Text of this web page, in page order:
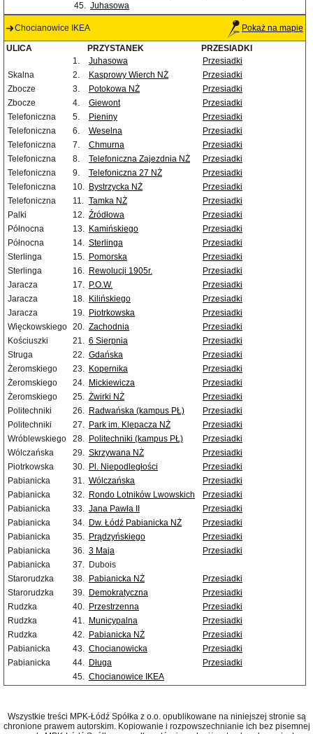
45. Juhasowa
Chocianowice IKEA Pokaż na mapie
ULICA PRZYSTANEK
PRZESIADKI
1.
Juhasowa
Przesiadki
Skalna
2. Kasprowy Wierch NŻ
Przesiadki
Zbocze
3. Potokowa NŻ
Przesiadki
Zbocze
4. Giewont
Przesiadki
Telefoniczna
5. Pieniny
Przesiadki
Telefoniczna
6. Weselna
Przesiadki
Telefoniczna
7. Chmurna
Przesiadki
Telefoniczna
8. Telefoniczna Zajezdnia NŻ
Przesiadki
Telefoniczna
9. Telefoniczna 27 NŻ
Przesiadki
Telefoniczna
10. Bystrzycka NŻ
Przesiadki
Telefoniczna
11. Tamka NŻ
Przesiadki
Palki
12. Źródłowa
Przesiadki
Północna
13. Kamińskiego
Przesiadki
Północna
14. Sterlinga
Przesiadki
Sterlinga
15. Pomorska
Przesiadki
Sterlinga
16. Rewolucji 1905r.
Przesiadki
Jaracza
17. P.O.W.
Przesiadki
Jaracza
18. Kilińskiego
Przesiadki
Jaracza
19. Piotrkowska
Przesiadki
Więckowskiego 20. Zachodnia
Przesiadki
Kościuszki
21. 6 Sierpnia
Przesiadki
Struga
22. Gdańska
Przesiadki
Żeromskiego
23. Kopernika
Przesiadki
Żeromskiego
24. Mickiewicza
Przesiadki
Żeromskiego
25. Żwirki NŻ
Przesiadki
Politechniki
26. Radwańska (kampus PŁ)
Przesiadki
Politechniki
27. Park im. Klepacza NŻ
Przesiadki
Wróblewskiego
28. Politechniki (kampus PŁ)
Przesiadki
Wólczańska
29. Skrzywana NŻ
Przesiadki
Piotrkowska
30. Pl. Niepodległości
Przesiadki
Pabianicka
31. Wólczańska
Przesiadki
Pabianicka
32. Rondo Lotników Lwowskich
Przesiadki
Pabianicka
33. Jana Pawła II
Przesiadki
Pabianicka
34. Dw. Łódź Pabianicka NŻ
Przesiadki
Pabianicka
35. Prądzyńskiego
Przesiadki
Pabianicka
36. 3 Maja
Przesiadki
Pabianicka
37. Dubois
Starorudzka
38. Pabianicka NŻ
Przesiadki
Starorudzka
39. Demokratyczna
Przesiadki
Rudzka
40. Przestrzenna
Przesiadki
Rudzka
41. Municypalna
Przesiadki
Rudzka
42. Pabianicka NŻ
Przesiadki
Pabianicka
43. Chocianowicka
Przesiadki
Pabianicka
44. Długa
Przesiadki
45. Chocianowice IKEA
Wszystkie treści MPK-Łódź Spółka z o.o. opublikowane na niniejszej stronie są
chronione prawem autorskim. Kopiowanie i rozpowszechnianie ich bez pisemnej